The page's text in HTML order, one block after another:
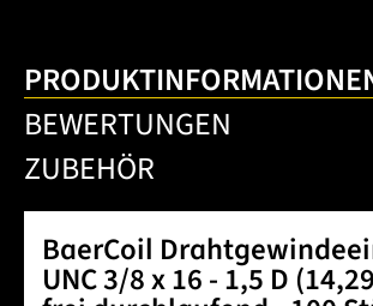
BEWERTUNGEN
ZUBEHÖR
BaerCoil
UNC 3/8 x 16 - 1,5 D